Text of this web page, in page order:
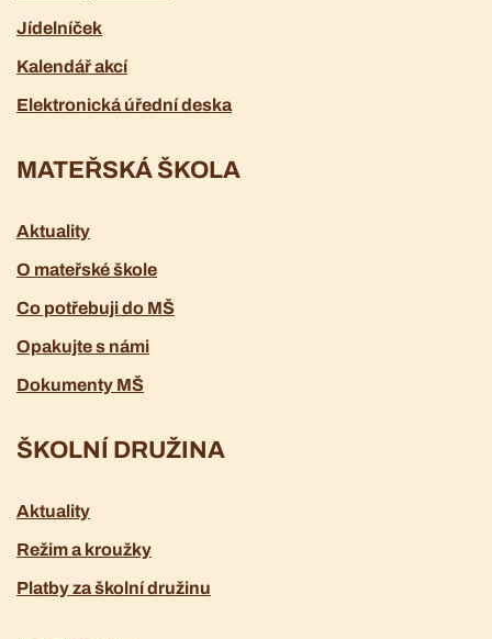
Jídelníček
Kalendář akcí
Elektronická úřední deska
MATEŘSKÁ ŠKOLA
Aktuality
O mateřské škole
Co potřebuji do MŠ
Opakujte s námi
Dokumenty MŠ
ŠKOLNÍ DRUŽINA
Aktuality
Režim a kroužky
Platby za školní družinu